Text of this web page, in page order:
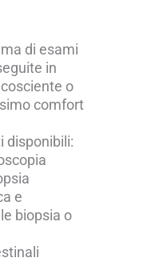
di esami
in
o
comfort
disponibili:
e
biopsia o